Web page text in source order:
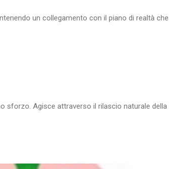
un collegamento con il piano di realtà che
sforzo. Agisce attraverso il rilascio naturale della